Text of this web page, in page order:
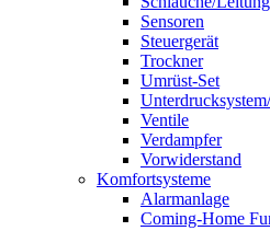
Sensoren
Steuergerät
Trockner
Umrüst-Set
Ventile
Verdampfer
Vorwiderstand
Komfortsysteme
Alarmanlage
Coming-Home